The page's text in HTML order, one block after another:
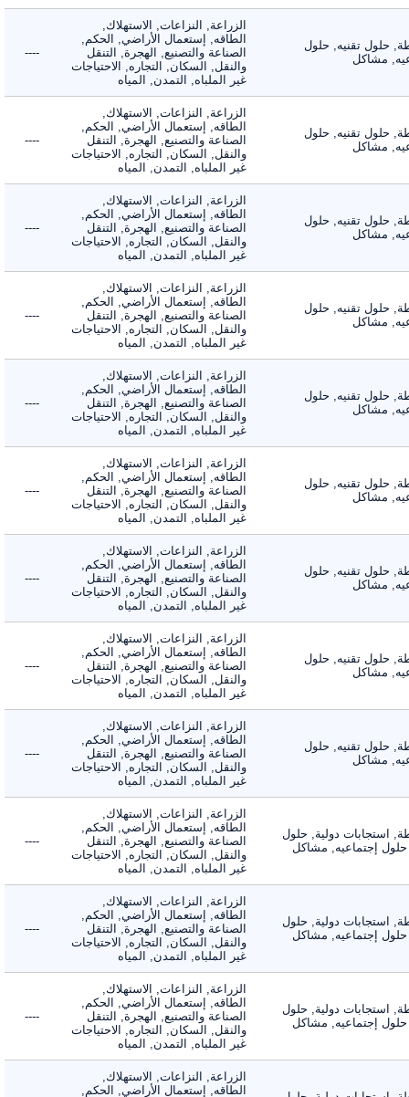
حلول تقنيه, حلول
مشاكل
الزراعة, النزاعات, الاستهلاك,
الطاقه, إستعمال الأراضي, الحكم,
الصناعة والتصنيع, الهجرة, التنقل
والنقل, السكان, التجاره, الاحتياجات
غير الملباه, التمدن, المياه
----
حلول تقنيه, حلول
مشاكل
الزراعة, النزاعات, الاستهلاك,
الطاقه, إستعمال الأراضي, الحكم,
الصناعة والتصنيع, الهجرة, التنقل
والنقل, السكان, التجاره, الاحتياجات
غير الملباه, التمدن, المياه
----
حلول تقنيه, حلول
مشاكل
الزراعة, النزاعات, الاستهلاك,
الطاقه, إستعمال الأراضي, الحكم,
الصناعة والتصنيع, الهجرة, التنقل
والنقل, السكان, التجاره, الاحتياجات
غير الملباه, التمدن, المياه
----
حلول تقنيه, حلول
مشاكل
الزراعة, النزاعات, الاستهلاك,
الطاقه, إستعمال الأراضي, الحكم,
الصناعة والتصنيع, الهجرة, التنقل
والنقل, السكان, التجاره, الاحتياجات
غير الملباه, التمدن, المياه
----
حلول تقنيه, حلول
مشاكل
الزراعة, النزاعات, الاستهلاك,
الطاقه, إستعمال الأراضي, الحكم,
الصناعة والتصنيع, الهجرة, التنقل
والنقل, السكان, التجاره, الاحتياجات
غير الملباه, التمدن, المياه
----
حلول تقنيه, حلول
مشاكل
الزراعة, النزاعات, الاستهلاك,
الطاقه, إستعمال الأراضي, الحكم,
الصناعة والتصنيع, الهجرة, التنقل
والنقل, السكان, التجاره, الاحتياجات
غير الملباه, التمدن, المياه
----
حلول تقنيه, حلول
مشاكل
الزراعة, النزاعات, الاستهلاك,
الطاقه, إستعمال الأراضي, الحكم,
الصناعة والتصنيع, الهجرة, التنقل
والنقل, السكان, التجاره, الاحتياجات
غير الملباه, التمدن, المياه
----
حلول تقنيه, حلول
مشاكل
الزراعة, النزاعات, الاستهلاك,
الطاقه, إستعمال الأراضي, الحكم,
الصناعة والتصنيع, الهجرة, التنقل
والنقل, السكان, التجاره, الاحتياجات
غير الملباه, التمدن, المياه
----
حلول تقنيه, حلول
مشاكل
الزراعة, النزاعات, الاستهلاك,
الطاقه, إستعمال الأراضي, الحكم,
الصناعة والتصنيع, الهجرة, التنقل
والنقل, السكان, التجاره, الاحتياجات
غير الملباه, التمدن, المياه
----
استجابات دولية, حلول
إجتماعيه, مشاكل
الزراعة, النزاعات, الاستهلاك,
الطاقه, إستعمال الأراضي, الحكم,
الصناعة والتصنيع, الهجرة, التنقل
والنقل, السكان, التجاره, الاحتياجات
غير الملباه, التمدن, المياه
----
استجابات دولية, حلول
إجتماعيه, مشاكل
الزراعة, النزاعات, الاستهلاك,
الطاقه, إستعمال الأراضي, الحكم,
الصناعة والتصنيع, الهجرة, التنقل
والنقل, السكان, التجاره, الاحتياجات
غير الملباه, التمدن, المياه
----
استجابات دولية, حلول
إجتماعيه, مشاكل
الزراعة, النزاعات, الاستهلاك,
الطاقه, إستعمال الأراضي, الحكم,
الصناعة والتصنيع, الهجرة, التنقل
والنقل, السكان, التجاره, الاحتياجات
غير الملباه, التمدن, المياه
----
الزراعة, النزاعات, الاستهلاك,
الطاقه, إستعمال الأراضي, الحكم,